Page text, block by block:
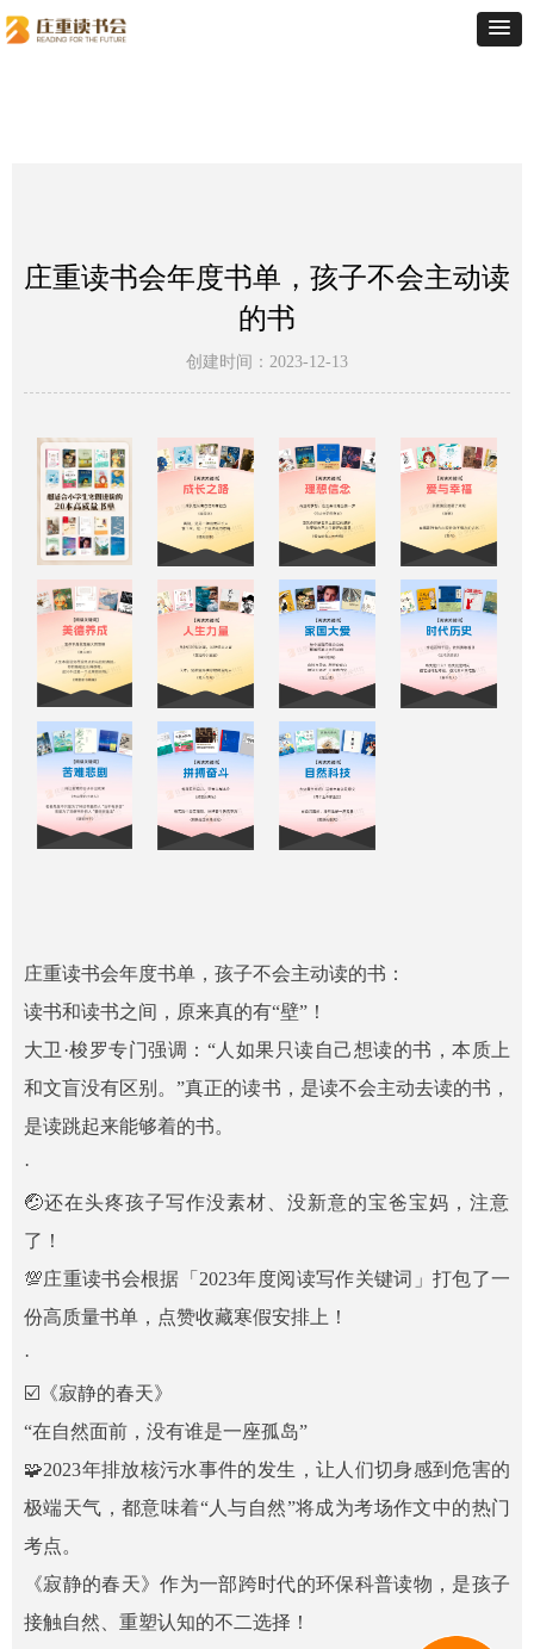
庄重读书会年度书单，孩子不会主动读
的书
创建时间： 2023-12-13
庄重读书会年度书单，孩子不会主动读的书：
读书和读书之间，原来真的有“壁”！
大卫·梭罗专门强调：“人如果只读自己想读的书，本质上
和文盲没有区别。”真正的读书，是读不会主动去读的书，
是读跳起来能够着的书。
·
🤕️还在头疼孩子写作没素材、没新意的宝爸宝妈，注意
了！
💯庄重读书会根据「2023年度阅读写作关键词」打包了一
份高质量书单，点赞收藏寒假安排上！
·
☑️《寂静的春天》
“在自然面前，没有谁是一座孤岛”
🧩2023年排放核污水事件的发生，让人们切身感到危害的
极端天气，都意味着“人与自然”将成为考场作文中的热门
考点。
《寂静的春天》作为一部跨时代的环保科普读物，是孩子
接触自然、重塑认知的不二选择！